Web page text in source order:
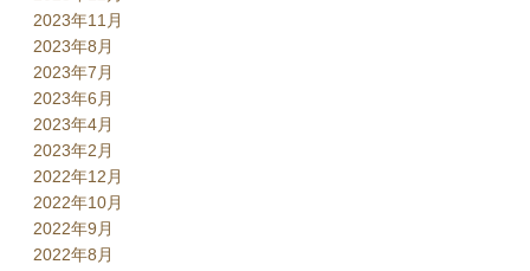
2023年11月
2023年8月
2023年7月
2023年6月
2023年4月
2023年2月
2022年12月
2022年10月
2022年9月
2022年8月